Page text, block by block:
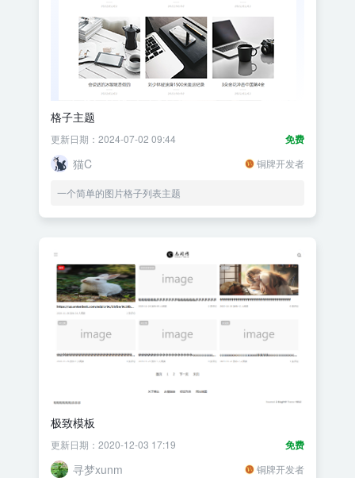
格子主题
免费
更新日期：2024-07-02 09:44
猫C 铜牌开发者
一个简单的图片格子列表主题
极致模板
免费
更新日期：2020-12-03 17:19
寻梦xunm 铜牌开发者